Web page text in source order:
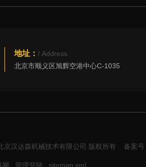
地址： / Address
北京市顺义区旭辉空港中心C-1035
京汉达森机械技术有限公司 版权所有 备案
管理登陆 sitemap.xml